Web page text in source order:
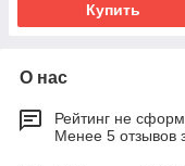
Купить
О нас
Рейтинг не
Менее 5 отзывов